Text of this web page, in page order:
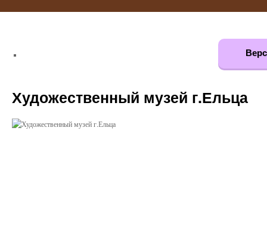
Художественный музей г.Ельца